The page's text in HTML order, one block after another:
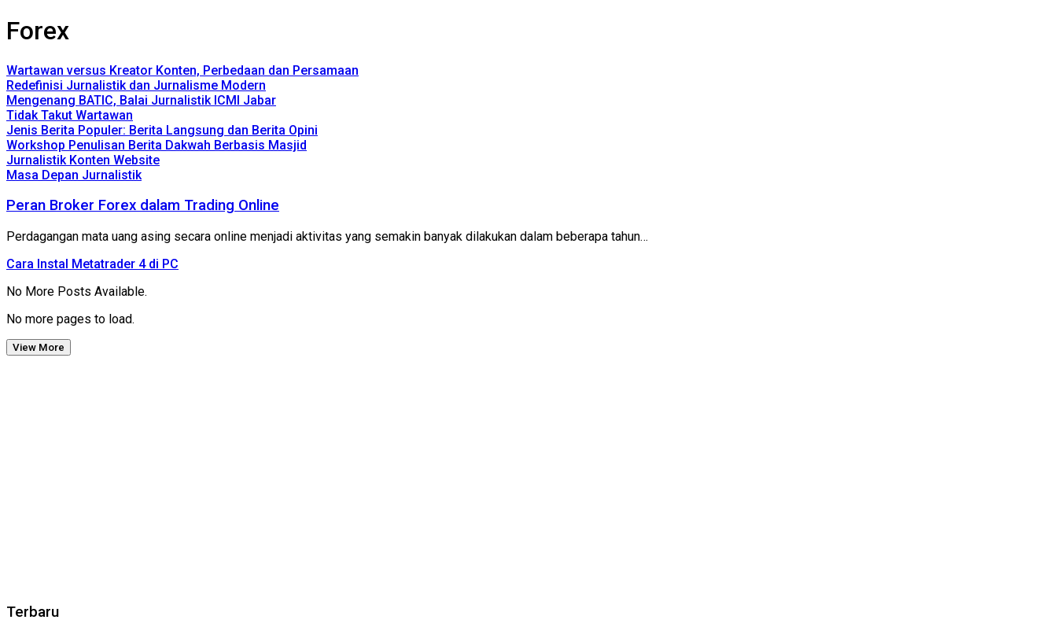
Forex
Wartawan versus Kreator Konten, Perbedaan dan Persamaan
Redefinisi Jurnalistik dan Jurnalisme Modern
Mengenang BATIC, Balai Jurnalistik ICMI Jabar
Tidak Takut Wartawan
Jenis Berita Populer: Berita Langsung dan Berita Opini
Workshop Penulisan Berita Dakwah Berbasis Masjid
Jurnalistik Konten Website
Masa Depan Jurnalistik
Peran Broker Forex dalam Trading Online
Perdagangan mata uang asing secara online menjadi aktivitas yang semakin banyak dilakukan dalam beberapa tahun…
Cara Instal Metatrader 4 di PC
No More Posts Available.
No more pages to load.
View More
Terbaru